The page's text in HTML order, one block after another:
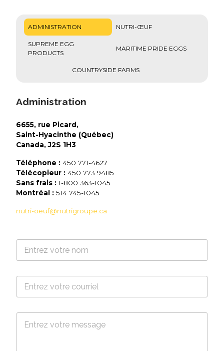
ADMINISTRATION NUTRI-ŒUF
SUPREME EGG
PRODUCTS
MARITIME PRIDE EGGS
COUNTRYSIDE FARMS
Administration
6655, rue Picard,
Saint-Hyacinthe (Québec)
Canada, J2S 1H3
Téléphone : 450 771-4627
Télécopieur : 450 773 9485
Sans frais :1-800 363-1045
Montréal : 514 745-1045
nutri-oeuf@nutrigroupe.ca
N
m
C
u
M